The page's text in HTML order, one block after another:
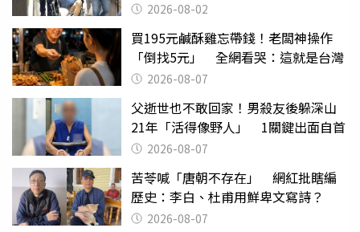
2026-08-02
買195元鹹酥雞忘帶錢！老闆神操作
「倒找5元」 全網看哭：這就是台灣
2026-08-07
父逝世也不敢回家！男殺友後躲深山
21年「活得像野人」 1關鍵出面自首
2026-08-07
苦苓喊「唐朝不存在」 網紅批瞎編
歷史：李白、杜甫用鮮卑文寫詩？
2026-08-07